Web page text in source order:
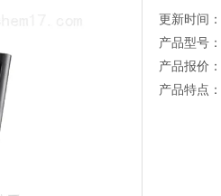
更新时间：
产品型号：
产品报价：
产品特点：